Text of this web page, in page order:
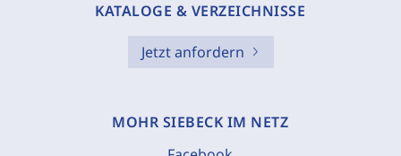
KATALOGE & VERZEICHNISSE
Jetzt anfordern
MOHR SIEBECK IM NETZ